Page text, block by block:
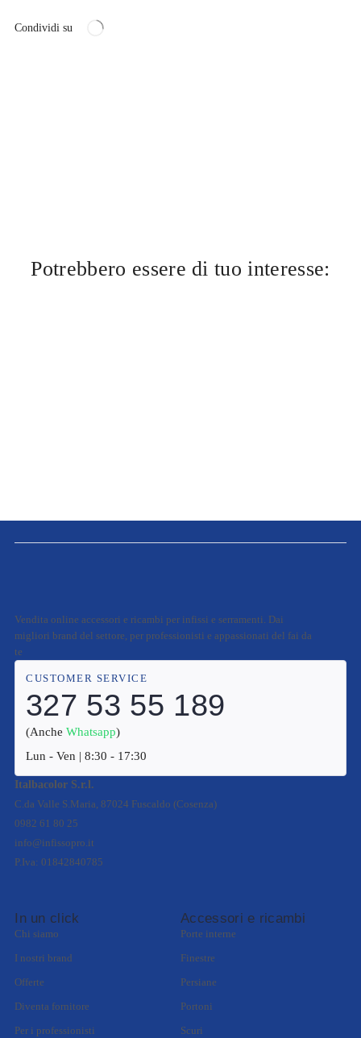
Condividi su
Potrebbero essere di tuo interesse:
Vendita online accessori e ricambi per infissi e serramenti. Dai
migliori brand del settore, per professionisti e appassionati del fai da
te
CUSTOMER SERVICE
327 53 55 189
(AncheWhatsapp)
Lun - Ven | 8:30 - 17:30
Italbacolor S.r.l.
C.da Valle S.Maria, 87024 Fuscaldo (Cosenza)
0982 61 80 25
info@infissopro.it
P.Iva: 01842840785
In un click
Chi siamo
I nostri brand
Offerte
Diventa fornitore
Per i professionisti
Accessori e ricambi
Porte interne
Finestre
Persiane
Portoni
Scuri